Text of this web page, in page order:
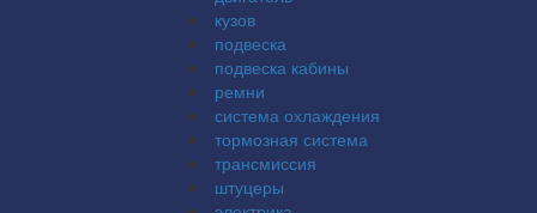
кузов
подвеска
подвеска кабины
ремни
система охлаждения
тормозная система
трансмиссия
штуцеры